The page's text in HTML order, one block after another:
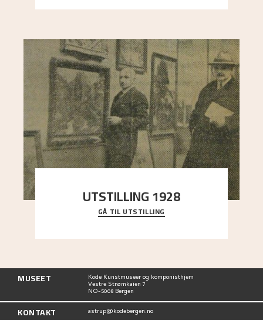
UTSTILLING 1928
Då Astrup døydde i 1928, tok vennene Moritz
Kaland og Simon Thorbjørnsen initiativ til å
GÅ TIL UTSTILLING
MUSEET Kode Kunstmuseer og komponisthjem
Vestre Strømkaien 7
NO-5008 Bergen
KONTAKT astrup@kodebergen.no